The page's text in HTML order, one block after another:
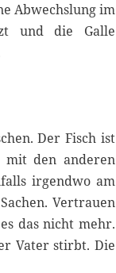
Abwechslung im
und die Galle
Der Fisch ist
mit den anderen
irgendwo am
Vertrauen
das nicht mehr.
Vater stirbt. Die